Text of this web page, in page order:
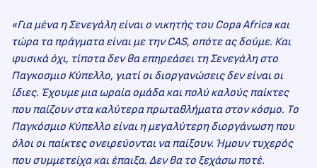
«Για μένα η Σενεγάλη είναι ο νικητής του Copa Africa και
τώρα τα πράγματα είναι με την CAS, οπότε ας δούμε. Και
φυσικά όχι, τίποτα δεν θα επηρεάσει τη Σενεγάλη στο
Παγκοσμιο Κύπελλο, γιατί οι διοργανώσεις δεν είναι οι
ίδιες. Έχουμε μια ωραία ομάδα και πολύ καλούς παίκτες
που παίζουν στα καλύτερα πρωταθλήματα στον κόσμο. Το
Παγκόσμιο Κύπελλο είναι η μεγαλύτερη διοργάνωση που
όλοι οι παίκτες ονειρεύονται να παίξουν. Ήμουν τυχερός
που συμμετείχα και έπαιξα. Δεν θα το ξεχάσω ποτέ.